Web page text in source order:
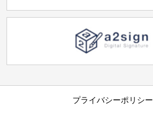
プライバシーポリシー